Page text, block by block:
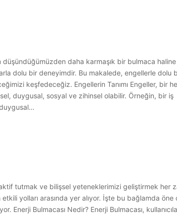
düşündüğümüzden daha karmaşık bir bulmaca
dolu bir deneyimdir. Bu makalede, engellerle dolu
keşfedeceğiz. Engellerin Tanımı Engeller, bir
duygusal, sosyal ve zihinsel olabilir. Örneğin, bir iş
tutmak ve bilişsel yeteneklerimizi geliştirmek her
yolları arasında yer alıyor. İşte bu bağlamda öne
Bulmacası Nedir? Enerji Bulmacası,